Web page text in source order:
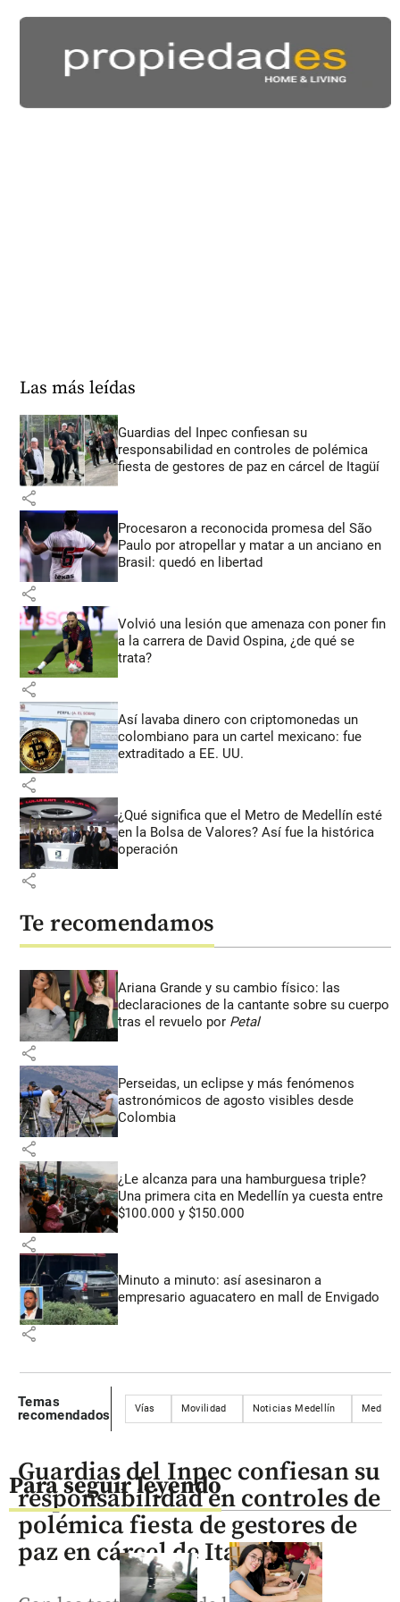
Las más leídas
Guardias del Inpec confiesan su
responsabilidad en controles de polémica
fiesta de gestores de paz en cárcel de Itagüí
share
Procesaron a reconocida promesa del São
Paulo por atropellar y matar a un anciano en
Brasil: quedó en libertad
share
Volvió una lesión que amenaza con poner fin
a la carrera de David Ospina, ¿de qué se
trata?
share
Así lavaba dinero con criptomonedas un
colombiano para un cartel mexicano: fue
extraditado a EE. UU.
share
¿Qué significa que el Metro de Medellín esté
en la Bolsa de Valores? Así fue la histórica
operación
share
Te recomendamos
Ariana Grande y su cambio físico: las
declaraciones de la cantante sobre su cuerpo
tras el revuelo por Petal
share
Perseidas, un eclipse y más fenómenos
astronómicos de agosto visibles desde
Colombia
share
¿Le alcanza para una hamburguesa triple?
Una primera cita en Medellín ya cuesta entre
$100.000 y $150.000
share
Minuto a minuto: así asesinaron a
empresario aguacatero en mall de Envigado
share
Temas
recomendados
Vías Movilidad Noticias Medellín
Para seguir leyendo
Guardias del Inpec confiesan su
responsabilidad en controles de
polémica fiesta de gestores de
paz en cárcel de Itagüí